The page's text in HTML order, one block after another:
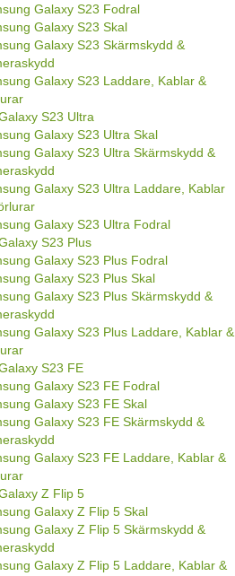
Galaxy S23 Fodral
Galaxy S23 Skal
Galaxy S23 Skärmskydd &
Galaxy S23 Laddare, Kablar &
S23 Ultra
Galaxy S23 Ultra Skal
Galaxy S23 Ultra Skärmskydd &
Galaxy S23 Ultra Laddare, Kablar
Galaxy S23 Ultra Fodral
S23 Plus
Galaxy S23 Plus Fodral
Galaxy S23 Plus Skal
Galaxy S23 Plus Skärmskydd &
Galaxy S23 Plus Laddare, Kablar &
S23 FE
Galaxy S23 FE Fodral
Galaxy S23 FE Skal
Galaxy S23 FE Skärmskydd &
Galaxy S23 FE Laddare, Kablar &
Z Flip 5
Galaxy Z Flip 5 Skal
Galaxy Z Flip 5 Skärmskydd &
Galaxy Z Flip 5 Laddare, Kablar &